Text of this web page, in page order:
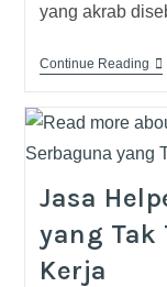
yang akrab
Continue Reading
Jasa
yang
Kerja